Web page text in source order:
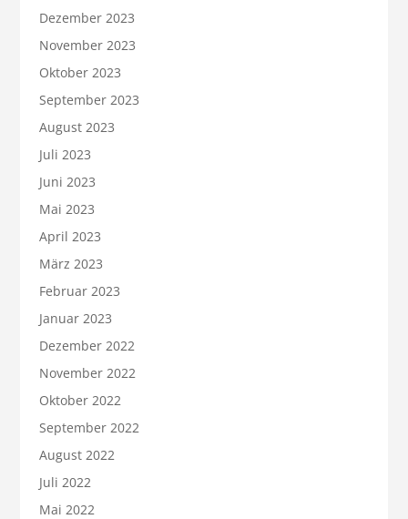
Dezember 2023
November 2023
Oktober 2023
September 2023
August 2023
Juli 2023
Juni 2023
Mai 2023
April 2023
März 2023
Februar 2023
Januar 2023
Dezember 2022
November 2022
Oktober 2022
September 2022
August 2022
Juli 2022
Mai 2022